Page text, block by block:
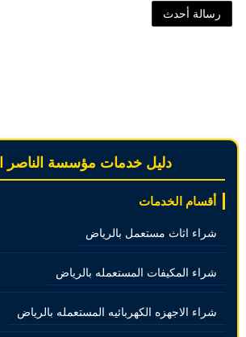
رسالة أحدث
دليل خدمات مؤسسة الناصر
أقسام الخدمات
شراء اثاث مستعمل بالرياض
شراء المكيفات المستعمله بالرياض
شراء الاجهزه الكهربائيه المستعمله بالرياض